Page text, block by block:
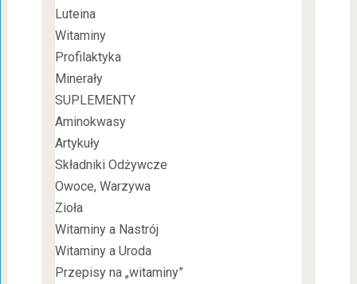
Luteina
Witaminy
Profilaktyka
Minerały
SUPLEMENTY
Aminokwasy
Artykuły
Składniki Odżywcze
Owoce, Warzywa
Zioła
Witaminy a Nastrój
Witaminy a Uroda
Przepisy na „witaminy”